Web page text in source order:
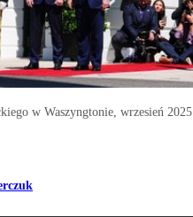
w Waszyngtonie, wrzesień 2025